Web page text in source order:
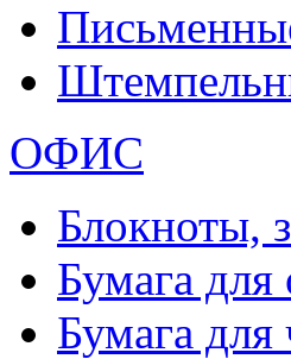
ОФИС
Блокноты,
Бумага
Бумага